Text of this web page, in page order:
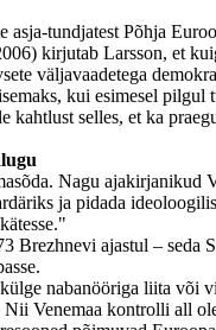
asja-tundjatest Põhja
kirjutab Larsson, et
väljavaadetega
kui esimesel
kahtlust selles, et ka
Nagu
ja pidada
Brezhnevi ajastul –
nabanööriga liita või
Nii Venemaa kontrolli all